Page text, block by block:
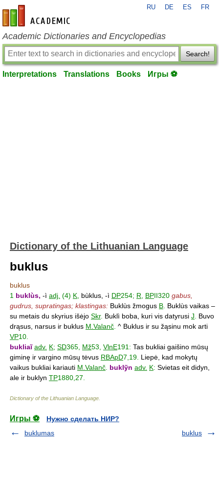
en-academic.com
RU DE ES FR
Academic Dictionaries and Encyclopedias
Search!
Interpretations Translations Books Игры ⚽
Dictionary of the Lithuanian Language
buklus
buklus
1 buklùs, -ì adj. (4) K bùklus, -ì DP254; R BPII320 gabus,
gudrus, supratingas; klastingas: Buklùs žmogus B Buklùs vaikas –
su metais du skyrius išėjo Skr. Buklì boba, kuri vis datyrusi J
Buvo
drąsus, narsus ir buklus M.Valanč ^ Buklus ir su žąsinu mok arti
VP10.
bukliaĩ adv. K; SD365, Mž53, VlnE191: Tas bukliai gaišino mūsų
giminę ir vargino mūsų tėvus RBApD7,19. Liepė, kad mokytų
vaikus bukliai kariauti M.Valanč buklỹn adv. K: Svietas eit didyn,
ale ir buklyn TP1880,27.
Dictionary of the Lithuanian Language
Игры ⚽
Нужно сделать НИР?
buklumas
buklus